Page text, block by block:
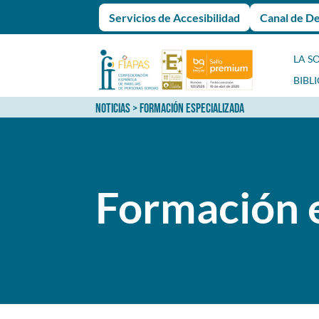
Servicios de Accesibilidad Canal de
LA
NOTICIAS> FORMACIÓN ESPECIALIZADA
Formación